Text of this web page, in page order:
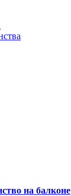
на балконе